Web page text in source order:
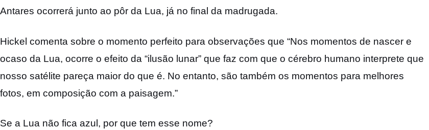
Antares ocorrerá junto ao pôr da Lua, já no final da madrugada.
Hickel comenta sobre o momento perfeito para observações que “Nos momentos de nascer e
ocaso da Lua, ocorre o efeito da “ilusão lunar” que faz com que o cérebro humano interprete que
nosso satélite pareça maior do que é. No entanto, são também os momentos para melhores
fotos, em composição com a paisagem.”
Se a Lua não fica azul, por que tem esse nome?